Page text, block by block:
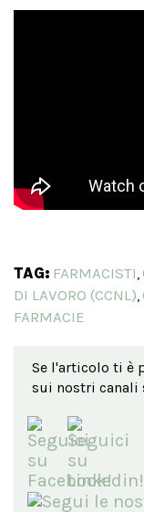
TAG: FARMACISTI,
DI LAVORO (CCNL),
FARMACIE
Se l'articolo ti è
sui nostri canali